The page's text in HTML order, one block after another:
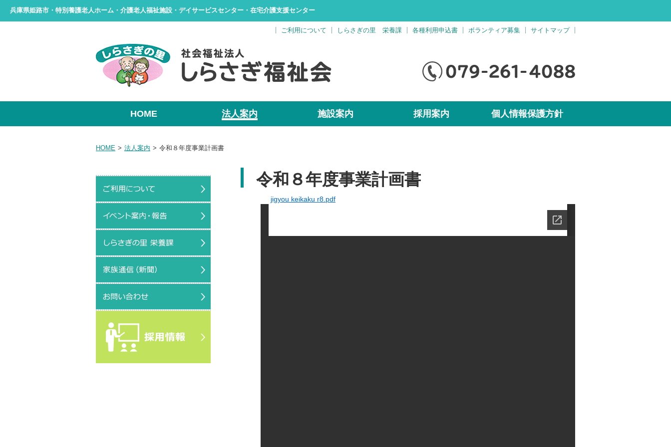
兵庫県姫路市・特別養護老人ホーム・介護老人福祉施設・デイサービスセンター・在宅介護支援センター
ご利用について しらさぎの里 栄養課 各種利用申込書 ボランティア募集 サイトマップ
HOME 法人案内 施設案内 採用案内 個人情報保護方針
HOME > 法人案内 > 令和８年度事業計画書
令和８年度事業計画書
jigyou keikaku r8.pdf